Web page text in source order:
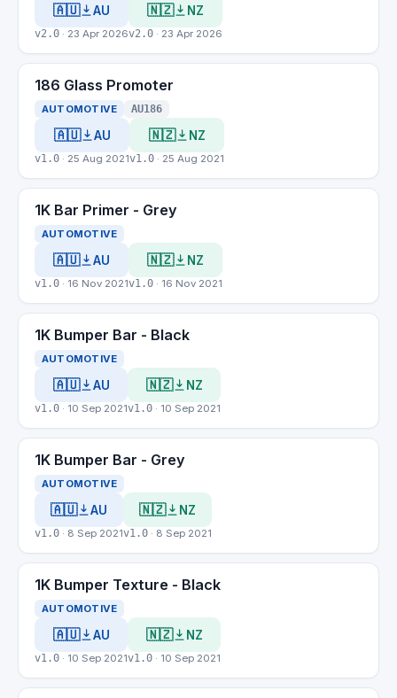
🇦🇺 AU
v2.0 · 23 Apr 2026
🇳🇿 NZ
v2.0 · 23 Apr 2026
186 Glass Promoter
AUTOMOTIVE AU186
🇦🇺 AU
v1.0 · 25 Aug 2021
🇳🇿 NZ
v1.0 · 25 Aug 2021
1K Bar Primer - Grey
AUTOMOTIVE
🇦🇺 AU
v1.0 · 16 Nov 2021
🇳🇿 NZ
v1.0 · 16 Nov 2021
1K Bumper Bar - Black
AUTOMOTIVE
🇦🇺 AU
v1.0 · 10 Sep 2021
🇳🇿 NZ
v1.0 · 10 Sep 2021
1K Bumper Bar - Grey
AUTOMOTIVE
🇦🇺 AU
v1.0 · 8 Sep 2021
🇳🇿 NZ
v1.0 · 8 Sep 2021
1K Bumper Texture - Black
AUTOMOTIVE
🇦🇺 AU
v1.0 · 10 Sep 2021
🇳🇿 NZ
v1.0 · 10 Sep 2021